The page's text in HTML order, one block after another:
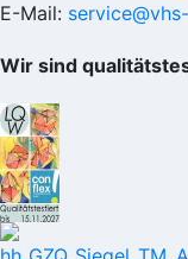
E-Mail:
Wir sind